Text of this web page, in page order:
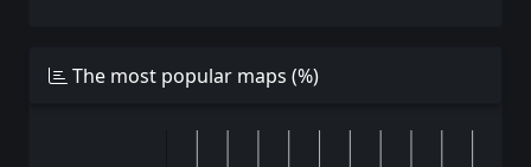
The most popular maps (%)